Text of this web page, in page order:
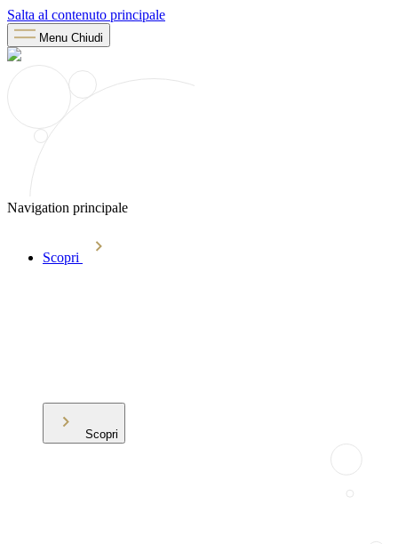
Salta al contenuto principale
Menu Chiudi
Navigation principale
Scopri
Scopri